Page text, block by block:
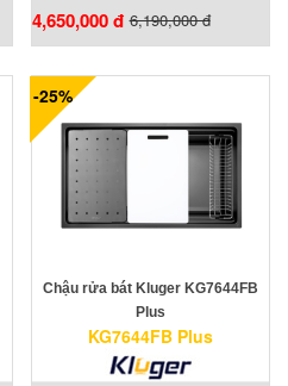
4,650,000 đ 6,190,000 đ
-25%
Chậu rửa bát Kluger KG7644FB
Plus
KG7644FB Plus